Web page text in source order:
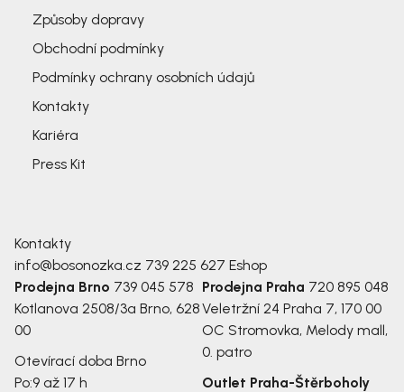
Způsoby dopravy
Obchodní podmínky
Podmínky ochrany osobních údajů
Kontakty
Kariéra
Press Kit
Kontakty
info@bosonozka.cz 739 225 627 Eshop
Prodejna Brno 739 045 578
Kotlanova 2508/3a Brno, 628
00
Otevírací doba Brno
Po:9 až 17 h
Prodejna Praha 720 895 048
Veletržní 24 Praha 7, 170 00
OC Stromovka, Melody mall,
0. patro
Outlet Praha-Štěrboholy